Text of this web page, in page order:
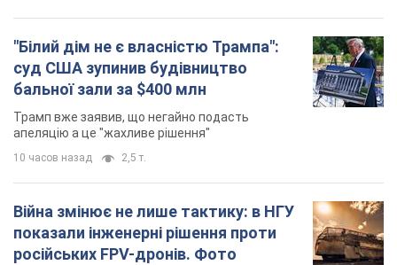
"Білий дім не є власністю Трампа":
суд США зупинив будівництво
бальної зали за $400 млн
Трамп вже заявив, що негайно подасть
апеляцію а це "жахливе рішення"
10 часов назад 2,5 т.
Війна змінює не лише тактику: в НГУ
показали інженерні рішення проти
російських FPV-дронів. Фото